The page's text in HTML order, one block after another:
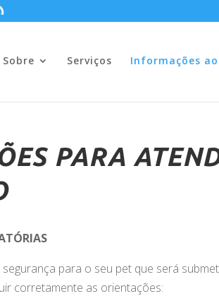
Sobre Serviços Informações
PARA
para o seu pet que será
corretamente as orientações: